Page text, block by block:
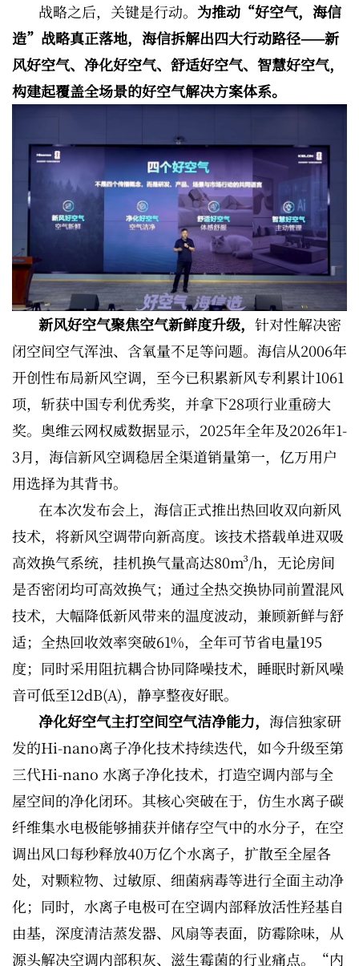
战略之后，关键是行动。 为推动“好空气，海信
造”战略真正落地，海信拆解出四大行动路径——新
风好空气、净化好空气、舒适好空气、智慧好空气，
构建起覆盖全场景的好空气解决方案体系。
新风好空气聚焦空气新鲜度升级， 针对性解决密
闭空间空气浑浊、含氧量不足等问题。海信从2006年
开创性布局新风空调，至今已积累新风专利累计1061
项，斩获中国专利优秀奖，并拿下28项行业重磅大
奖。奥维云网权威数据显示，2025年全年及2026年1-
3月，海信新风空调稳居全渠道销量第一，亿万用户
用选择为其背书。
在本次发布会上，海信正式推出热回收双向新风
技术，将新风空调带向新高度。该技术搭载单进双吸
高效换气系统，挂机换气量高达80m³/h，无论房间
是否密闭均可高效换气；通过全热交换协同前置混风
技术，大幅降低新风带来的温度波动，兼顾新鲜与舒
适；全热回收效率突破61%，全年可节省电量195
度；同时采用阻抗耦合协同降噪技术，睡眠时新风噪
音可低至12dB(A)，静享整夜好眠。
净化好空气主打空间空气洁净能力， 海信独家研
发的Hi-nano离子净化技术持续迭代，如今升级至第
三代Hi-nano 水离子净化技术，打造空调内部与全
屋空间的净化闭环。其核心突破在于，仿生水离子碳
纤维集水电极能够捕获并储存空气中的水分子，在空
调出风口每秒释放40万亿个水离子，扩散至全屋各
处，对颗粒物、过敏原、细菌病毒等进行全面主动净
化；同时，水离子电极可在空调内部释放活性羟基自
由基，深度清洁蒸发器、风扇等表面，防霉除味，从
源头解决空调内部积灰、滋生霉菌的行业痛点。“内